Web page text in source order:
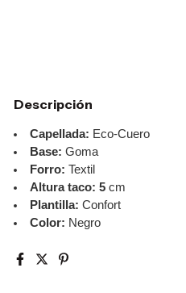
Descripción
Capellada: Eco-Cuero
Base: Goma
Forro: Textil
Altura taco: 5cm
Plantilla: Confort
Color: Negro